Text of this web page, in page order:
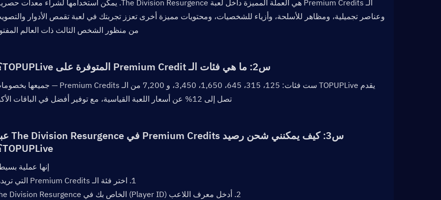
من منظور الشخص الثالث ذات العالم
س2: ما هي فئات الـ Premium Credit المتوفرة على TOPUPLive؟
تصل إلى 12% عن أسعار اللعبة القياسية، مع توفير أفضل في الباقات الأكبر.
TOPUPLive؟
إنها عملية
1. اختر فئة الـ Premium Credits التي تريدها.
2. أدخل معرف اللاعب (Player ID) الخاص بك في The Division Resurgence.